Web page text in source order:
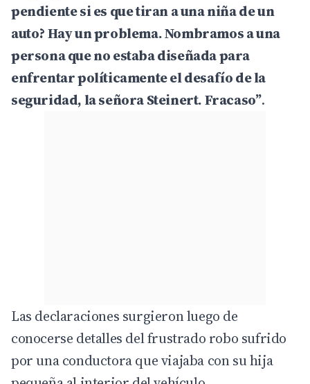
pendiente si es que tiran a una niña de un
auto? Hay un problema. Nombramos a una
persona que no estaba diseñada para
enfrentar políticamente el desafío de la
seguridad, la señora Steinert. Fracaso”.
Las declaraciones surgieron luego de
conocerse detalles del frustrado robo sufrido
por una conductora que viajaba con su hija